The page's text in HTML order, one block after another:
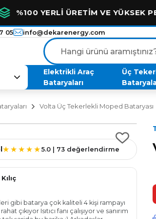
ÜRETİM VE YÜKSEK
05 info@dekarenergy.com
Elektrikli Araç
Bataryaları
Üç
Volta Üç Tekerlekli Moped Bataryası
★★★★★5.0 | 73 değerlendirme
gibi batarya çok kaliteli 4 kişi rampayı
çıkıyor Isıtıcı fanı çalışıyor ve sanırım